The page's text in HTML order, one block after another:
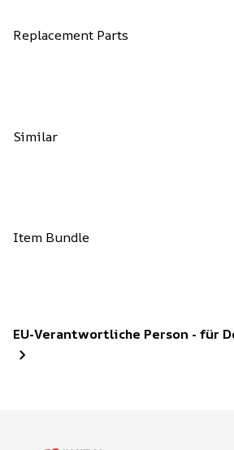
Replacement Parts
Similar
Item Bundle
EU-Verantwortliche Person - für